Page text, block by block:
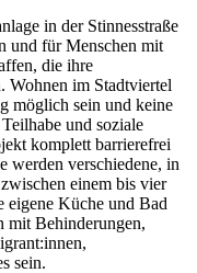
in der Stinnesstraße
und für Menschen mit
die ihre
Wohnen im Stadtviertel
möglich sein und keine
und soziale
komplett barrierefrei
werden verschiedene, in
einem bis vier
eigene Küche und Bad
mit Behinderungen,
sein.